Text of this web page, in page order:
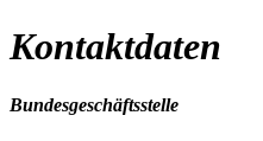
Kontaktdaten
Bundesgeschäftsstelle